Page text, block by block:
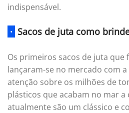
indispensável.
· Sacos de juta como
Os primeiros sacos de juta
lançaram-se no mercado com
atenção sobre os milhões de
plásticos que acabam no mar a
atualmente são um clássico e